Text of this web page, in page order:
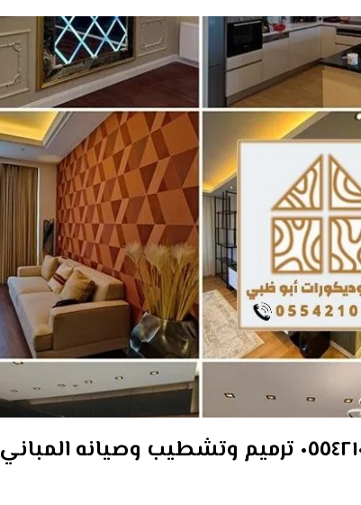
مقاول صيانة مباني ابوظبي ٠٥٥٤٢١٠١٢٥ ترميم وتشطيب وصيانه المباني